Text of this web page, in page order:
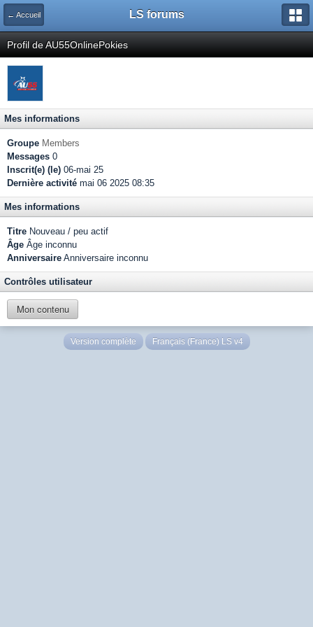
← Accueil LS forums
Profil de AU55OnlinePokies
Mes informations
Groupe Members
Messages 0
Inscrit(e) (le) 06-mai 25
Dernière activité mai 06 2025 08:35
Mes informations
Titre Nouveau / peu actif
Âge Âge inconnu
Anniversaire Anniversaire inconnu
Contrôles utilisateur
Mon contenu
Version complète Français (France) LS v4